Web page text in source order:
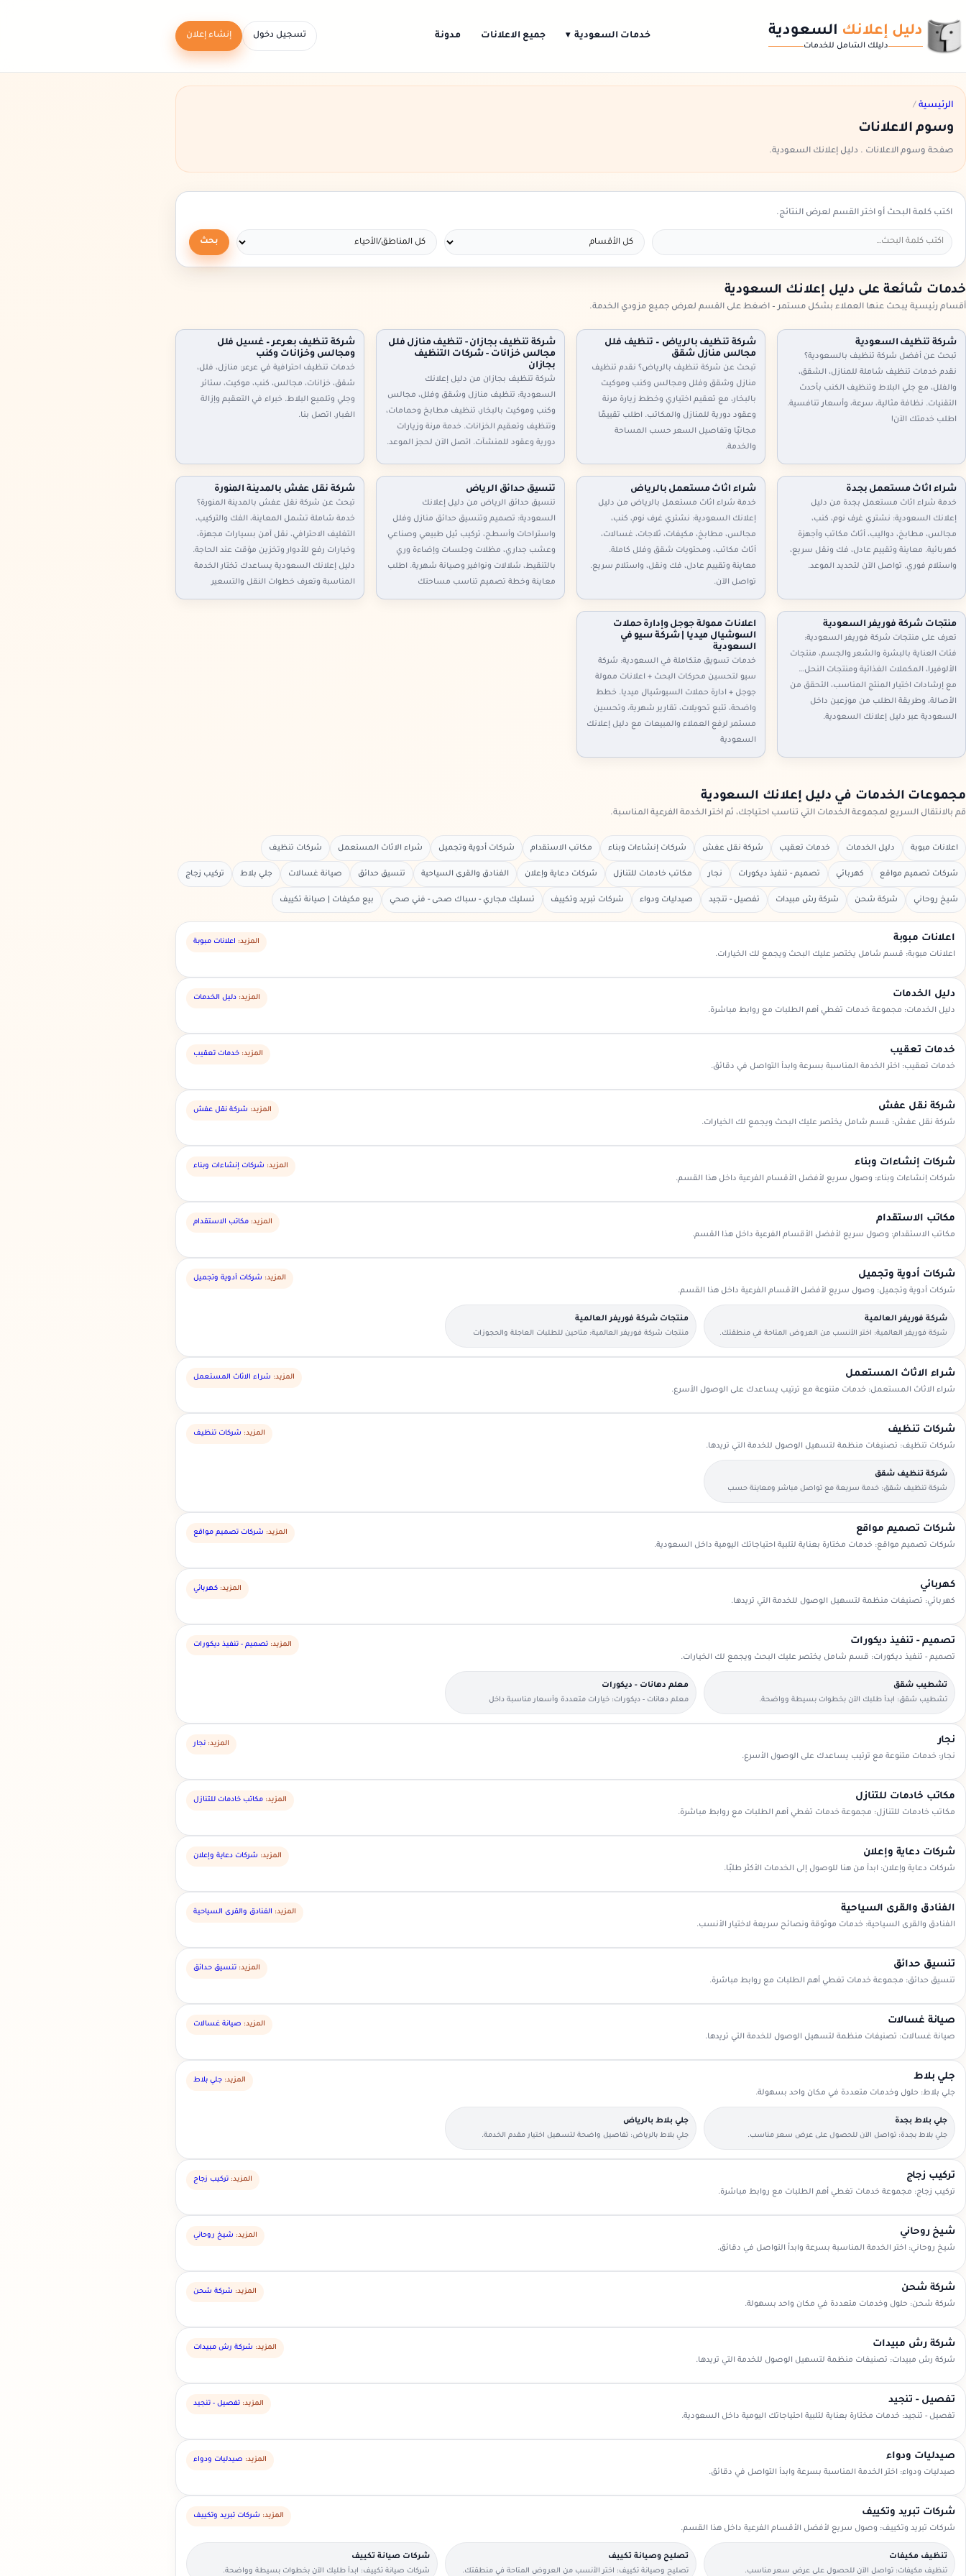
دليل إعلانك السعودية
دليلك الشامل للخدمات
خدمات السعودية ▾ جميع الاعلانات مدونة تسجيل دخول إنشاء إعلان
الرئيسية /
وسوم الاعلانات
صفحة وسوم الاعلانات . دليل إعلانك السعودية.
اكتب كلمة البحث أو اختر القسم لعرض النتائج.
بحث
خدمات شائعة على دليل إعلانك السعودية
أقسام رئيسية يبحث عنها العملاء بشكل مستمر – اضغط على القسم لعرض جميع مزودي الخدمة.
شركة تنظيف السعودية
تبحث عن أفضل شركة تنظيف بالسعودية؟
نقدم خدمات تنظيف شاملة للمنازل، الشقق،
والفلل، مع جلي البلاط وتنظيف الكنب بأحدث
التقنيات. نظافة مثالية، سرعة، وأسعار تنافسية.
اطلب خدمتك الآن!
شركة تنظيف بالرياض – تنظيف فلل
مجالس منازل شقق
تبحث عن شركة تنظيف بالرياض؟ نقدم تنظيف
منازل وشقق وفلل ومجالس وكنب وموكيت
بالبخار، مع تعقيم اختياري وخطط زيارة مرنة
وعقود دورية للمنازل والمكاتب. اطلب تقييمًا
مجانيًا وتفاصيل السعر حسب المساحة
والخدمة.
شركة تنظيف بجازان - تنظيف منازل فلل
مجالس خزانات - شركات التنظيف
بجازان
شركة تنظيف بجازان من دليل إعلانك
السعودية: تنظيف منازل وشقق وفلل، مجالس
وكنب وموكيت بالبخار، تنظيف مطابخ وحمامات،
وتنظيف وتعقيم الخزانات. خدمة مرنة وزيارات
دورية وعقود للمنشآت. اتصل الآن لحجز الموعد.
شركة تنظيف بعرعر – غسيل فلل
ومجالس وخزانات وكنب
خدمات تنظيف احترافية في عرعر: منازل، فلل،
شقق، خزانات، مجالس، كنب، موكيت، ستائر
وجلي وتلميع البلاط. خبراء في التعقيم وإزالة
الغبار. اتصل بنا.
شراء اثاث مستعمل بجدة
خدمة شراء اثاث مستعمل بجدة من دليل
إعلانك السعودية: نشتري غرف نوم، كنب،
مجالس، مطابخ، دواليب، أثاث مكاتب وأجهزة
كهربائية. معاينة وتقييم عادل، فك ونقل سريع،
واستلام فوري. تواصل الآن لتحديد الموعد.
شراء اثاث مستعمل بالرياض
خدمة شراء اثاث مستعمل بالرياض من دليل
إعلانك السعودية: نشتري غرف نوم، كنب،
مجالس، مطابخ، مكيفات، ثلاجات، غسالات،
أثاث مكاتب، ومحتويات شقق وفلل كاملة.
معاينة وتقييم عادل، فك ونقل، واستلام سريع.
تواصل الآن.
تنسيق حدائق الرياض
تنسيق حدائق الرياض من دليل إعلانك
السعودية: تصميم وتنسيق حدائق منازل وفلل
واستراحات وأسطح، تركيب ثيل طبيعي وصناعي
وعشب جداري، مظلات وجلسات وإضاءة وري
بالتنقيط، شلالات ونوافير وصيانة شهرية. اطلب
معاينة وخطة تصميم تناسب مساحتك
شركة نقل عفش بالمدينة المنورة
تبحث عن شركة نقل عفش بالمدينة المنورة؟
خدمة شاملة تشمل المعاينة، الفك والتركيب،
التغليف الاحترافي، نقل آمن بسيارات مجهزة،
وخيارات رفع للأدوار وتخزين مؤقت عند الحاجة.
دليل إعلانك السعودية يساعدك تختار الخدمة
المناسبة وتعرف خطوات النقل والتسعير
منتجات شركة فوريفر السعودية
تعرف على منتجات شركة فوريفر السعودية:
فئات العناية بالبشرة والشعر والجسم، منتجات
الألوفيرا، المكملات الغذائية ومنتجات النحل…
مع إرشادات اختيار المنتج المناسب، التحقق من
الأصالة، وطريقة الطلب من موزعين داخل
السعودية عبر دليل إعلانك السعودية.
اعلانات ممولة جوجل وإدارة حملات
السوشيال ميديا | شركة سيو في
السعودية
خدمات تسويق متكاملة في السعودية: شركة
سيو لتحسين محركات البحث + اعلانات ممولة
جوجل + ادارة حملات السيوشيال ميديا. خطط
واضحة، تتبع تحويلات، تقارير شهرية، وتحسين
مستمر لرفع العملاء والمبيعات مع دليل إعلانك
السعودية
مجموعات الخدمات في دليل إعلانك السعودية
قم بالانتقال السريع لمجموعة الخدمات التي تناسب احتياجك، ثم اختر الخدمة الفرعية المناسبة.
اعلانات مبوبة دليل الخدمات خدمات تعقيب شركة نقل عفش شركات إنشاءات وبناء مكاتب الاستقدام شركات أدوية وتجميل شراء الاثاث المستعمل شركات تنظيف
شركات تصميم مواقع كهربائي تصميم - تنفيذ ديكورات نجار مكاتب خادمات للتنازل شركات دعاية وإعلان الفنادق والقرى السياحية تنسيق حدائق صيانة غسالات جلي بلاط تركيب زجاج
شيخ روحاني شركة شحن شركة رش مبيدات تفصيل - تنجيد صيدليات ودواء شركات تبريد وتكييف تسليك مجاري - سباك صحى - فني صحي بيع مكيفات | صيانة تكييف
اعلانات مبوبة
اعلانات مبوبة: قسم شامل يختصر عليك البحث ويجمع لك الخيارات.
المزيد: اعلانات مبوبة
دليل الخدمات
دليل الخدمات: مجموعة خدمات تغطي أهم الطلبات مع روابط مباشرة.
المزيد: دليل الخدمات
خدمات تعقيب
خدمات تعقيب: اختر الخدمة المناسبة بسرعة وابدأ التواصل في دقائق.
المزيد: خدمات تعقيب
شركة نقل عفش
شركة نقل عفش: قسم شامل يختصر عليك البحث ويجمع لك الخيارات.
المزيد: شركة نقل عفش
شركات إنشاءات وبناء
شركات إنشاءات وبناء: وصول سريع لأفضل الأقسام الفرعية داخل هذا القسم.
المزيد: شركات إنشاءات وبناء
مكاتب الاستقدام
مكاتب الاستقدام: وصول سريع لأفضل الأقسام الفرعية داخل هذا القسم.
المزيد: مكاتب الاستقدام
شركات أدوية وتجميل
شركات أدوية وتجميل: وصول سريع لأفضل الأقسام الفرعية داخل هذا القسم.
المزيد: شركات أدوية وتجميل
شركة فوريفر العالمية
شركة فوريفر العالمية: اختر الأنسب من العروض المتاحة في منطقتك.
منتجات شركة فوريفر العالمية
منتجات شركة فوريفر العالمية: متاحين للطلبات العاجلة والحجوزات
المسبقة.
شراء الاثاث المستعمل
شراء الاثاث المستعمل: خدمات متنوعة مع ترتيب يساعدك على الوصول الأسرع.
المزيد: شراء الاثاث المستعمل
شركات تنظيف
شركات تنظيف: تصنيفات منظمة لتسهيل الوصول للخدمة التي تريدها.
المزيد: شركات تنظيف
شركة تنظيف شقق
شركة تنظيف شقق: خدمة سريعة مع تواصل مباشر ومعاينة حسب
الحاجة.
شركات تصميم مواقع
شركات تصميم مواقع: خدمات مختارة بعناية لتلبية احتياجاتك اليومية داخل السعودية.
المزيد: شركات تصميم مواقع
كهربائي
كهربائي: تصنيفات منظمة لتسهيل الوصول للخدمة التي تريدها.
المزيد: كهربائي
تصميم - تنفيذ ديكورات
تصميم - تنفيذ ديكورات: قسم شامل يختصر عليك البحث ويجمع لك الخيارات.
المزيد: تصميم - تنفيذ ديكورات
تشطيب شقق
تشطيب شقق: ابدأ طلبك الآن بخطوات بسيطة وواضحة.
معلم دهانات - ديكورات
معلم دهانات - ديكورات: خيارات متعددة وأسعار مناسبة داخل
السعودية.
نجار
نجار: خدمات متنوعة مع ترتيب يساعدك على الوصول الأسرع.
المزيد: نجار
مكاتب خادمات للتنازل
مكاتب خادمات للتنازل: مجموعة خدمات تغطي أهم الطلبات مع روابط مباشرة.
المزيد: مكاتب خادمات للتنازل
شركات دعاية وإعلان
شركات دعاية وإعلان: ابدأ من هنا للوصول إلى الخدمات الأكثر طلبًا.
المزيد: شركات دعاية وإعلان
الفنادق والقرى السياحية
الفنادق والقرى السياحية: خدمات موثوقة ونصائح سريعة لاختيار الأنسب.
المزيد: الفنادق والقرى السياحية
تنسيق حدائق
تنسيق حدائق: مجموعة خدمات تغطي أهم الطلبات مع روابط مباشرة.
المزيد: تنسيق حدائق
صيانة غسالات
صيانة غسالات: تصنيفات منظمة لتسهيل الوصول للخدمة التي تريدها.
المزيد: صيانة غسالات
جلي بلاط
جلي بلاط: حلول وخدمات متعددة في مكان واحد بسهولة.
المزيد: جلي بلاط
جلي بلاط بجدة
جلي بلاط بجدة: تواصل الآن للحصول على عرض سعر مناسب.
جلي بلاط بالرياض
جلي بلاط بالرياض: تفاصيل واضحة لتسهيل اختيار مقدم الخدمة.
تركيب زجاج
تركيب زجاج: مجموعة خدمات تغطي أهم الطلبات مع روابط مباشرة.
المزيد: تركيب زجاج
شيخ روحاني
شيخ روحاني: اختر الخدمة المناسبة بسرعة وابدأ التواصل في دقائق.
المزيد: شيخ روحاني
شركة شحن
شركة شحن: حلول وخدمات متعددة في مكان واحد بسهولة.
المزيد: شركة شحن
شركة رش مبيدات
شركة رش مبيدات: تصنيفات منظمة لتسهيل الوصول للخدمة التي تريدها.
المزيد: شركة رش مبيدات
تفصيل - تنجيد
تفصيل - تنجيد: خدمات مختارة بعناية لتلبية احتياجاتك اليومية داخل السعودية.
المزيد: تفصيل - تنجيد
صيدليات ودواء
صيدليات ودواء: اختر الخدمة المناسبة بسرعة وابدأ التواصل في دقائق.
المزيد: صيدليات ودواء
شركات تبريد وتكييف
شركات تبريد وتكييف: وصول سريع لأفضل الأقسام الفرعية داخل هذا القسم.
المزيد: شركات تبريد وتكييف
تنظيف مكيفات
تنظيف مكيفات: تواصل الآن للحصول على عرض سعر مناسب.
تصليح وصيانة تكييف
تصليح وصيانة تكييف: اختر الأنسب من العروض المتاحة في منطقتك.
شركات صيانة تكييف
شركات صيانة تكييف: ابدأ طلبك الآن بخطوات بسيطة وواضحة.